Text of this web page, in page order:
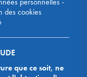
des cookies
que ce soit, ne